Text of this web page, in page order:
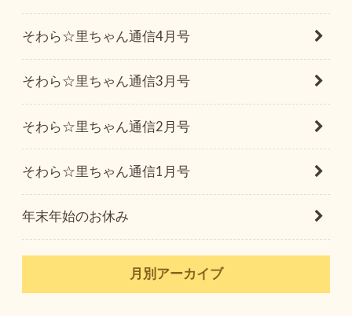
そわら☆里ちゃん通信4月号
そわら☆里ちゃん通信3月号
そわら☆里ちゃん通信2月号
そわら☆里ちゃん通信1月号
年末年始のお休み
月別アーカイブ